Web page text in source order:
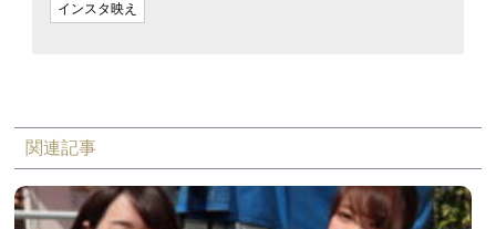
インスタ映え
関連記事